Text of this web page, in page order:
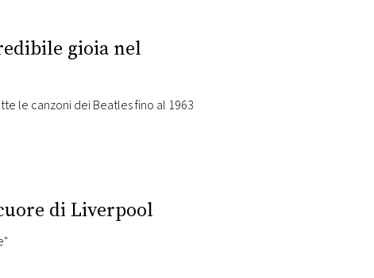
gioia nel
le canzoni dei Beatles fino al 1963
di Liverpool